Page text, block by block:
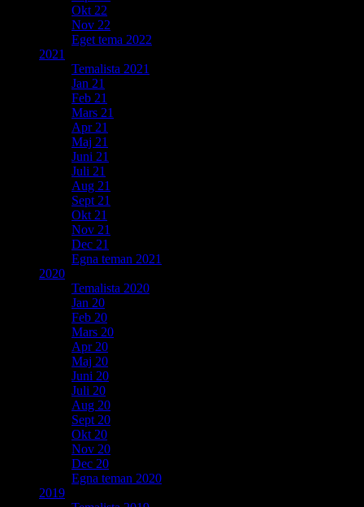
Okt 22
Nov 22
Eget tema 2022
2021
Temalista 2021
Jan 21
Feb 21
Mars 21
Apr 21
Maj 21
Juni 21
Juli 21
Aug 21
Sept 21
Okt 21
Nov 21
Dec 21
Egna teman 2021
2020
Temalista 2020
Jan 20
Feb 20
Mars 20
Apr 20
Maj 20
Juni 20
Juli 20
Aug 20
Sept 20
Okt 20
Nov 20
Dec 20
Egna teman 2020
2019